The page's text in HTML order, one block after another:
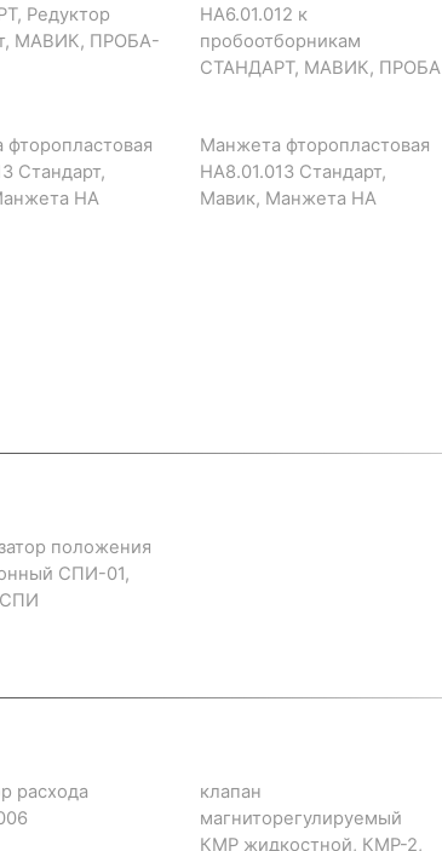
Редуктор
МАВИК, ПРОБА-
НА6.01.012 к
пробоотборникам
СТАНДАРТ, МАВИК, ПРОБА
Стандарт,
НА
Манжета фторопластовая
НА8.01.013 Стандарт,
Мавик, Манжета НА
положения
СПИ-01,
расхода
клапан
магниторегулируемый
КМР жидкостной, КМР-2,